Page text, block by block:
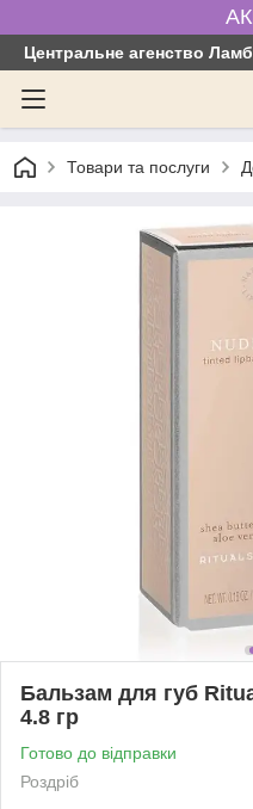
Центральне агенство
Товари та послуги
Бальзам для губ
4.8 гр
Готово до відправки
Роздріб